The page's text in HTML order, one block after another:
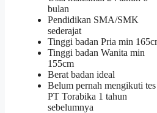
bulan
Pendidikan SMA/SMK
sederajat
Tinggi badan Pria min
Tinggi badan Wanita min
155cm
Berat badan ideal
Belum pernah mengikuti
PT Torabika 1 tahun
sebelumnya